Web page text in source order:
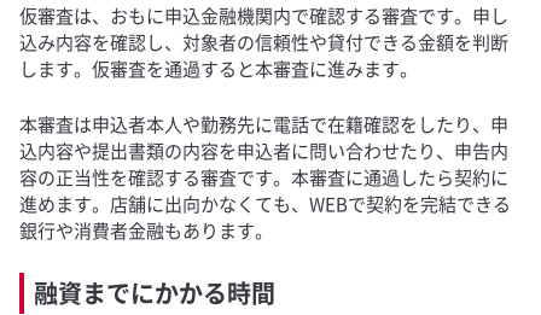
仮審査は、おもに申込金融機関内で確認する審査です。申し
込み内容を確認し、対象者の信頼性や貸付できる金額を判断
します。仮審査を通過すると本審査に進みます。
本審査は申込者本人や勤務先に電話で在籍確認をしたり、申
込内容や提出書類の内容を申込者に問い合わせたり、申告内
容の正当性を確認する審査です。本審査に通過したら契約に
進めます。店舗に出向かなくても、WEBで契約を完結できる
銀行や消費者金融もあります。
融資までにかかる時間